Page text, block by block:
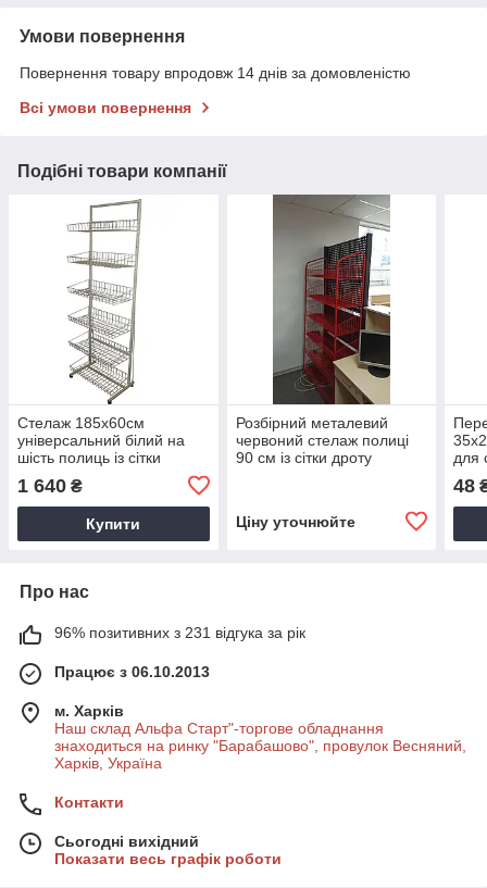
Умови повернення
Повернення товару впродовж 14 днів за домовленістю
Всі умови повернення
Подібні товари компанії
Стелаж 185х60см
універсальний білий на
шість полиць із сітки
1 640 ₴
Купити
Розбірний металевий
червоний стелаж полиці
90 см із сітки дроту
Ціну уточнюйте
для
48
Про нас
96% позитивних з 231 відгука за рік
Працює з 06.10.2013
м. Харків
Наш склад Альфа Старт"-торгове обладнання
знаходиться на ринку "Барабашово", провулок Весняний,
Харків, Україна
Контакти
Сьогодні вихідний
Показати весь графік роботи